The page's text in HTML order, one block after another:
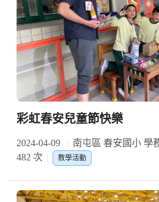
彩虹春安兒童節快樂
2024-04-09 南屯區 春安國小 學
482 次
教學活動